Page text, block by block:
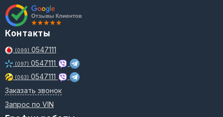
Контакты
(099) 0547111
(097) 0547111
(063) 0547111
Заказать звонок
Запрос по VIN